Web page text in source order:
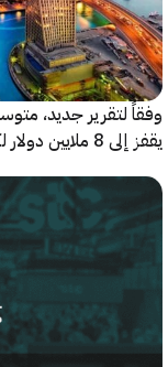
جديد، متوسط
لكل حادثة